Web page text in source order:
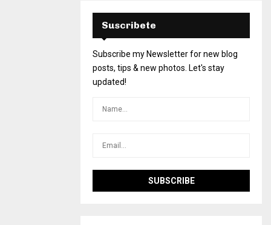
Suscribete
Subscribe my Newsletter for new blog
posts, tips & new photos. Let's stay
updated!